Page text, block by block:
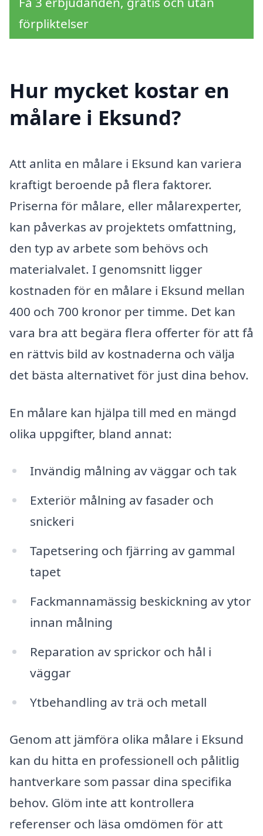
förpliktelser
Hur mycket kostar en
målare i Eksund?
Att anlita en målare i Eksund kan variera
kraftigt beroende på flera faktorer.
Priserna för målare, eller målarexperter,
kan påverkas av projektets omfattning,
den typ av arbete som behövs och
materialvalet. I genomsnitt ligger
kostnaden för en målare i Eksund mellan
400 och 700 kronor per timme. Det kan
vara bra att begära flera offerter för att få
en rättvis bild av kostnaderna och välja
det bästa alternativet för just dina behov.
En målare kan hjälpa till med en mängd
olika uppgifter, bland annat:
Invändig målning av väggar och tak
Exteriör målning av fasader och
snickeri
Tapetsering och fjärring av gammal
tapet
Fackmannamässig beskickning av ytor
innan målning
Reparation av sprickor och hål i
väggar
Ytbehandling av trä och metall
Genom att jämföra olika målare i Eksund
kan du hitta en professionell och pålitlig
hantverkare som passar dina specifika
behov. Glöm inte att kontrollera
referenser och läsa omdömen för att